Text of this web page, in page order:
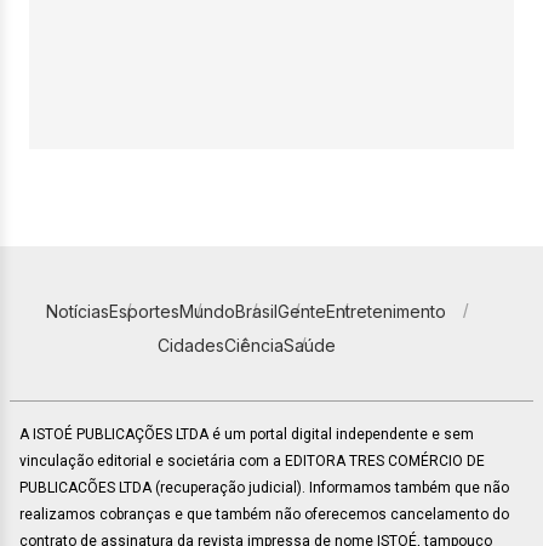
NotíciasEsportesMundoBrasilGenteEntretenimento
CidadesCiênciaSaúde
A ISTOÉ PUBLICAÇÕES LTDA é um portal digital independente e sem
vinculação editorial e societária com a EDITORA TRES COMÉRCIO DE
PUBLICACÕES LTDA (recuperação judicial). Informamos também que não
realizamos cobranças e que também não oferecemos cancelamento do
contrato de assinatura da revista impressa de nome ISTOÉ, tampouco